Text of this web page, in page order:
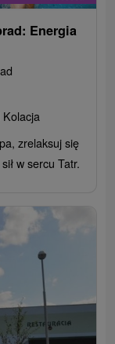
Energia
zrelaksuj się
w sercu Tatr.